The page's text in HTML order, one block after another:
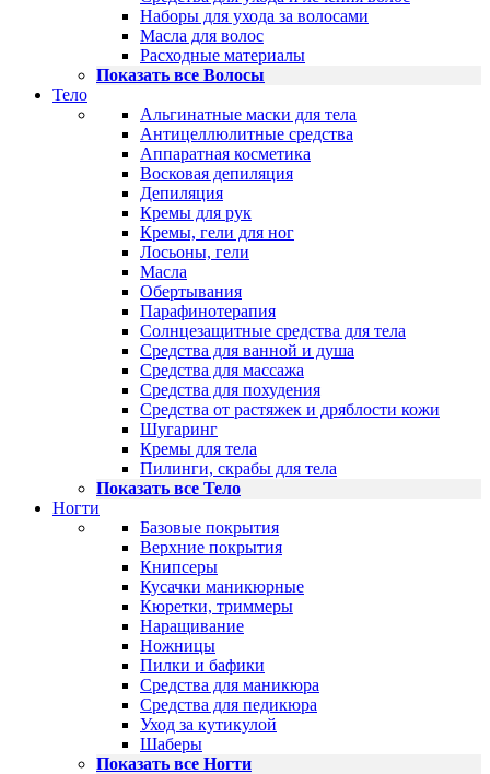
Наборы для ухода за волосами
Масла для волос
Расходные материалы
Показать все Волосы
Тело
Альгинатные маски для тела
Антицеллюлитные средства
Аппаратная косметика
Восковая депиляция
Депиляция
Кремы для рук
Кремы, гели для ног
Лосьоны, гели
Масла
Обертывания
Парафинотерапия
Солнцезащитные средства для тела
Средства для ванной и душа
Средства для массажа
Средства для похудения
Средства от растяжек и дряблости кожи
Шугаринг
Кремы для тела
Пилинги, скрабы для тела
Показать все Тело
Ногти
Базовые покрытия
Верхние покрытия
Книпсеры
Кусачки маникюрные
Кюретки, триммеры
Наращивание
Ножницы
Пилки и бафики
Средства для маникюра
Средства для педикюра
Уход за кутикулой
Шаберы
Показать все Ногти